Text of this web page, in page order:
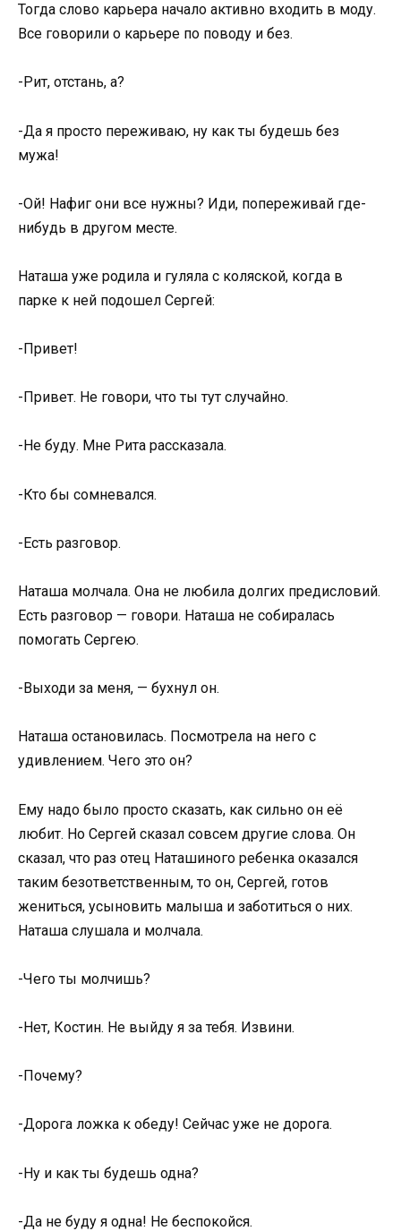
Тогда слово карьера начало активно входить в моду.
Все говорили о карьере по поводу и без.
-Рит, отстань, а?
-Да я просто переживаю, ну как ты будешь без
мужа!
-Ой! Нафиг они все нужны? Иди, попереживай где-
нибудь в другом месте.
Наташа уже родила и гуляла с коляской, когда в
парке к ней подошел Сергей:
-Привет!
-Привет. Не говори, что ты тут случайно.
-Не буду. Мне Рита рассказала.
-Кто бы сомневался.
-Есть разговор.
Наташа молчала. Она не любила долгих предисловий.
Есть разговор — говори. Наташа не собиралась
помогать Сергею.
-Выходи за меня, — бухнул он.
Наташа остановилась. Посмотрела на него с
удивлением. Чего это он?
Ему надо было просто сказать, как сильно он её
любит. Но Сергей сказал совсем другие слова. Он
сказал, что раз отец Наташиного ребенка оказался
таким безответственным, то он, Сергей, готов
жениться, усыновить малыша и заботиться о них.
Наташа слушала и молчала.
-Чего ты молчишь?
-Нет, Костин. Не выйду я за тебя. Извини.
-Почему?
-Дорога ложка к обеду! Сейчас уже не дорога.
-Ну и как ты будешь одна?
-Да не буду я одна! Не беспокойся.